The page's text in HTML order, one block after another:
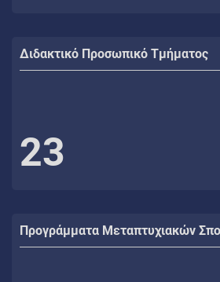
Διδακτικό Προσωπικό Τμήματος
23
Προγράμματα Μεταπτυχιακών